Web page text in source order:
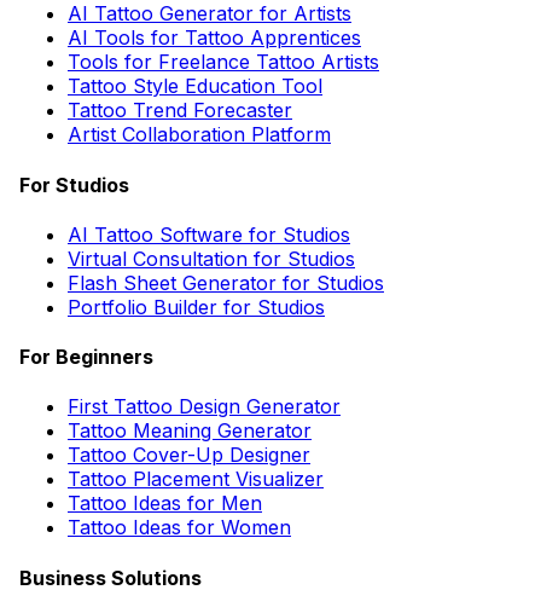
AI Tattoo Generator for Artists
AI Tools for Tattoo Apprentices
Tools for Freelance Tattoo Artists
Tattoo Style Education Tool
Tattoo Trend Forecaster
Artist Collaboration Platform
For Studios
AI Tattoo Software for Studios
Virtual Consultation for Studios
Flash Sheet Generator for Studios
Portfolio Builder for Studios
For Beginners
First Tattoo Design Generator
Tattoo Meaning Generator
Tattoo Cover-Up Designer
Tattoo Placement Visualizer
Tattoo Ideas for Men
Tattoo Ideas for Women
Business Solutions